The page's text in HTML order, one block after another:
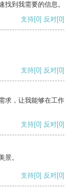
到我需要的信息。
支持[0] 反对[0]
支持[0] 反对[0]
求，让我能够在工作
支持[0] 反对[0]
景。
支持[0] 反对[0]